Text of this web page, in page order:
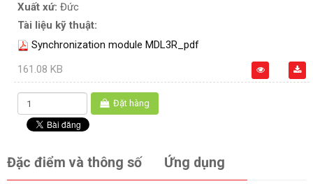
Xuất xứ: Đức
Tài liệu kỹ thuật:
Synchronization module MDL3R_pdf
161.08 KB
Đặt hàng
Đặc điểm và thông số Ứng dụng